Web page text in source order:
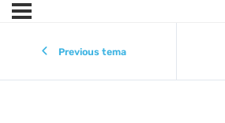
Previous tema